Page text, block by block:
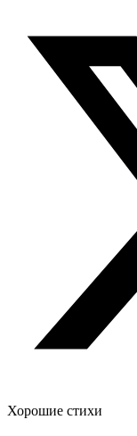
Хорошие стихи